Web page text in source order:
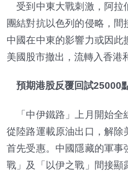
受到中東大戰刺激，阿拉
團結對抗以色列的侵略，間
中國在中東的影響力或因此
美國股市撤出，流轉入香港
預期港股反覆回試25000
「中伊鐵路」上月開始全
從陸路運載原油出口，解除
首先受惠。中國隱藏的軍事
戰」及「以伊之戰」間接顯